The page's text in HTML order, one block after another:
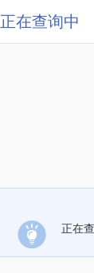
正在查询中
正在